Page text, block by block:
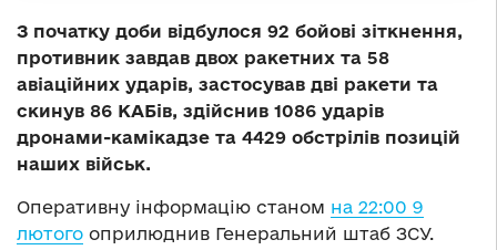
З початку доби відбулося 92 бойові зіткнення,
противник завдав двох ракетних та 58
авіаційних ударів, застосував дві ракети та
скинув 86 КАБів, здійснив 1086 ударів
дронами-камікадзе та 4429 обстрілів позицій
наших військ.
Оперативну інформацію станом на 22:00 9
лютого оприлюднив Генеральний штаб ЗСУ.